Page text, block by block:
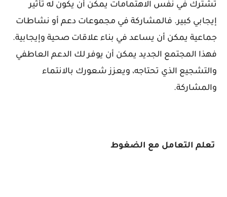
تشترك في نفس الاهتمامات يمكن أن يكون له تأثير
إيجابي كبير. فالمشاركة في مجموعات دعم أو نشاطات
جماعية يمكن أن يساعد في بناء علاقات صحية وإيجابية.
فهذا المجتمع الجديد يمكن أن يوفر لك الدعم العاطفي
والتشجيع الذي تحتاجه، ويعزز شعورك بالانتماء
والمشاركة.
تعلم التعامل مع الضغوط